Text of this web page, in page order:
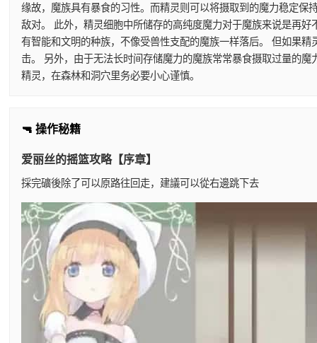
缘故，魔族具有暴食的习性。而精灵则可以将摄取到的魔力稳定
敌对。 此外，精灵细胞中所储存的高纯度魔力对于魔族来说是再
有智能和文明的种族，不像受兽性支配的魔族一样落后。 但如果
击。 另外，由于无法长时间存储魔力的魔族常常暴食摄取过量的
精灵，在森林和洞穴里务必要小心谨慎。
🔫 操作秘籍
爱丽丝的摇篮攻略【序章】
採完礦後除了可以原路往回走，建議可以從右邊跳下去